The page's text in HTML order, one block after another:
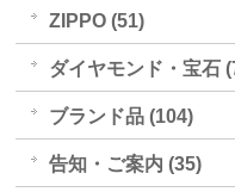
ZIPPO (51)
ダイヤモンド・宝石
ブランド品 (104)
告知・ご案内 (35)